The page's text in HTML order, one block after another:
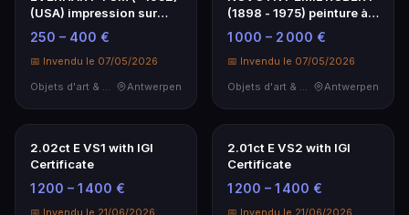
VERMEERSCH RIK (°
émaillée sur panne…
Objets d'art & Curiosités
Antwerpen
MATISSE HENRI (1869 -
couleurs : "La d…
Tableaux, Dessins & Estampes
Antwerpen